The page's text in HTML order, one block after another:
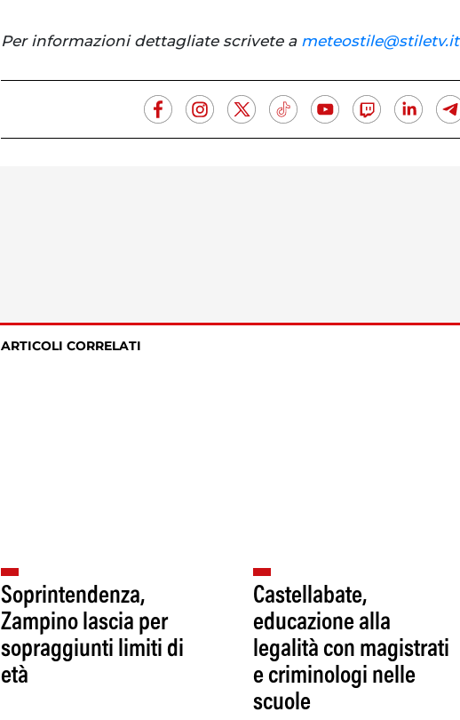
Per informazioni dettagliate scrivete a meteostile@stiletv.it
ARTICOLI CORRELATI
Soprintendenza,
Zampino lascia per
sopraggiunti limiti di
età
Castellabate,
educazione alla
legalità con magistrati
e criminologi nelle
scuole